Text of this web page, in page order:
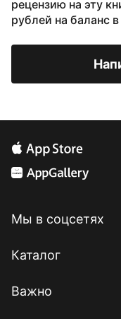
рецензию на эту
рублей на баланс
Мы в соцсетях
Каталог
Важно